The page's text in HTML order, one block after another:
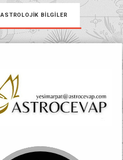
ASTROLOJİK BİLGİLER